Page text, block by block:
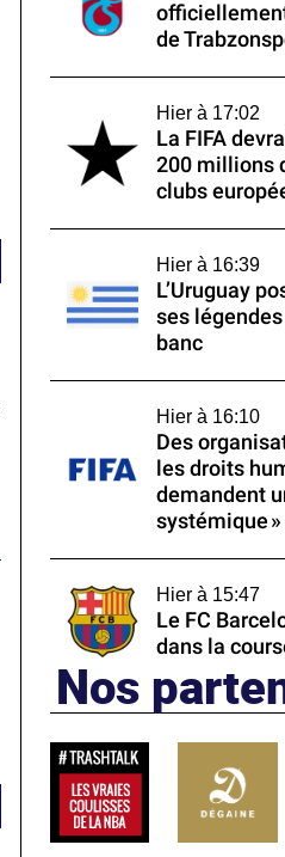
de
Hier à 17:02
La FIFA
200 millions
clubs
Hier à 16:39
L’Uruguay
ses
banc
Hier à 16:10
Des
les droits
demandent
systémique »
Hier à 15:47
Le FC
dans la
Nos